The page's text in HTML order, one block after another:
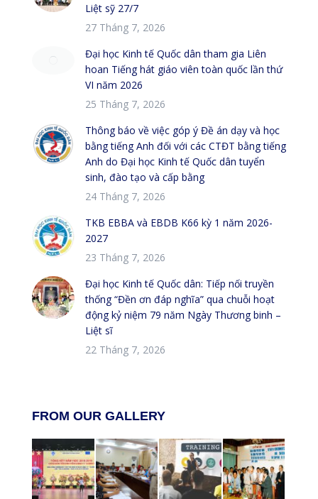
Liệt sỹ 27/7
27 Tháng 7, 2026
Đại học Kinh tế Quốc dân tham gia Liên
hoan Tiếng hát giáo viên toàn quốc lần thứ
VI năm 2026
25 Tháng 7, 2026
Thông báo về việc góp ý Đề án dạy và học
bằng tiếng Anh đối với các CTĐT bằng tiếng
Anh do Đại học Kinh tế Quốc dân tuyển
sinh, đào tạo và cấp bằng
24 Tháng 7, 2026
TKB EBBA và EBDB K66 kỳ 1 năm 2026-
2027
23 Tháng 7, 2026
Đại học Kinh tế Quốc dân: Tiếp nối truyền
thống “Đền ơn đáp nghĩa” qua chuỗi hoạt
động kỷ niệm 79 năm Ngày Thương binh –
Liệt sĩ
22 Tháng 7, 2026
FROM OUR GALLERY